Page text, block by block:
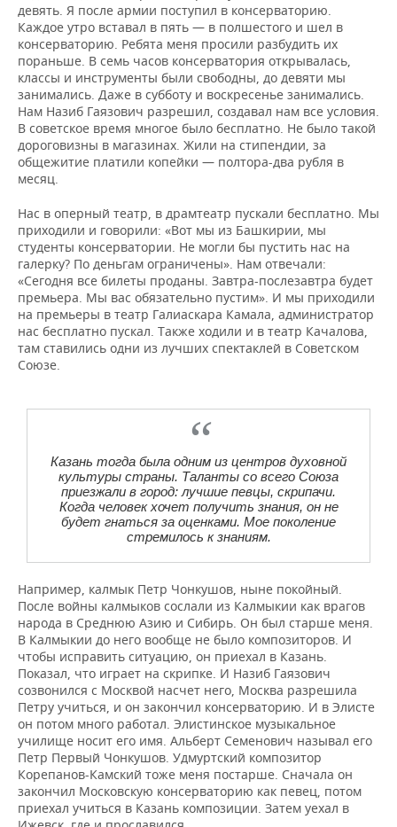
девять. Я после армии поступил в консерваторию.
Каждое утро вставал в пять — в полшестого и шел в
консерваторию. Ребята меня просили разбудить их
пораньше. В семь часов консерватория открывалась,
классы и инструменты были свободны, до девяти мы
занимались. Даже в субботу и воскресенье занимались.
Нам Назиб Гаязович разрешил, создавал нам все условия.
В советское время многое было бесплатно. Не было такой
дороговизны в магазинах. Жили на стипендии, за
общежитие платили копейки — полтора-два рубля в
месяц.
Нас в оперный театр, в драмтеатр пускали бесплатно. Мы
приходили и говорили: «Вот мы из Башкирии, мы
студенты консерватории. Не могли бы пустить нас на
галерку? По деньгам ограничены». Нам отвечали:
«Сегодня все билеты проданы. Завтра-послезавтра будет
премьера. Мы вас обязательно пустим». И мы приходили
на премьеры в театр Галиаскара Камала, администратор
нас бесплатно пускал. Также ходили и в театр Качалова,
там ставились одни из лучших спектаклей в Советском
Союзе.
Казань тогда была одним из центров духовной
культуры страны. Таланты со всего Союза
приезжали в город: лучшие певцы, скрипачи.
Когда человек хочет получить знания, он не
будет гнаться за оценками. Мое поколение
стремилось к знаниям.
Например, калмык Петр Чонкушов, ныне покойный.
После войны калмыков сослали из Калмыкии как врагов
народа в Среднюю Азию и Сибирь. Он был старше меня.
В Калмыкии до него вообще не было композиторов. И
чтобы исправить ситуацию, он приехал в Казань.
Показал, что играет на скрипке. И Назиб Гаязович
созвонился с Москвой насчет него, Москва разрешила
Петру учиться, и он закончил консерваторию. И в Элисте
он потом много работал. Элистинское музыкальное
училище носит его имя. Альберт Семенович называл его
Петр Первый Чонкушов. Удмуртский композитор
Корепанов-Камский тоже меня постарше. Сначала он
закончил Московскую консерваторию как певец, потом
приехал учиться в Казань композиции. Затем уехал в